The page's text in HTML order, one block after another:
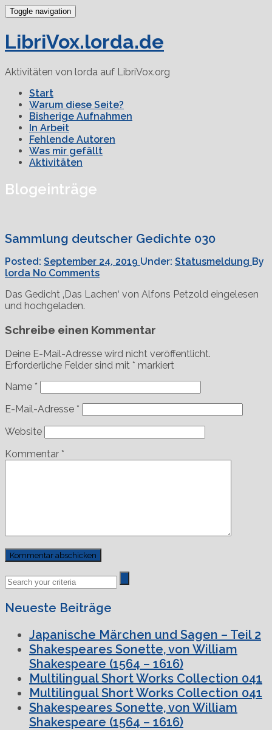
Toggle navigation
LibriVox.lorda.de
Aktivitäten von lorda auf LibriVox.org
Start
Warum diese Seite?
Bisherige Aufnahmen
In Arbeit
Fehlende Autoren
Was mir gefällt
Aktivitäten
Blogeinträge
Sammlung deutscher Gedichte 030
Posted: September 24, 2019 Under: Statusmeldung By
lorda No Comments
Das Gedicht ‚Das Lachen‘ von Alfons Petzold eingelesen
und hochgeladen.
Schreibe einen Kommentar
Deine E-Mail-Adresse wird nicht veröffentlicht.
Erforderliche Felder sind mit * markiert
Name *
E-Mail-Adresse *
Website
Kommentar *
Previous
Post
Next
Post
Neueste Beiträge
Japanische Märchen und Sagen – Teil 2
Shakespeares Sonette, von William
Shakespeare (1564 – 1616)
Multilingual Short Works Collection 041
Multilingual Short Works Collection 041
Shakespeares Sonette, von William
Shakespeare (1564 – 1616)